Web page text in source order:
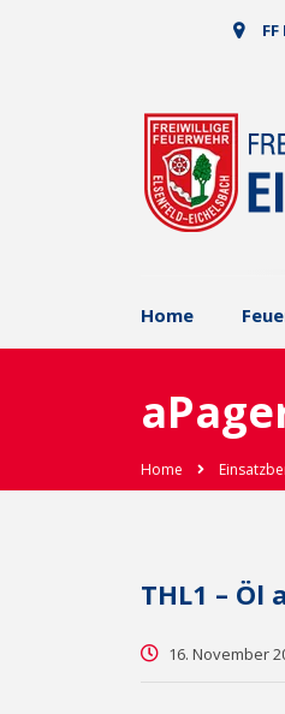
Home
Home
THL1 – Öl
16. November